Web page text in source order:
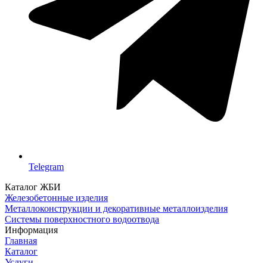
Telegram
Каталог ЖБИ
Железобетонные изделия
Металлоконструкции и декоративные металлоизделия
Системы поверхностного водоотвода
Информация
Главная
Каталог